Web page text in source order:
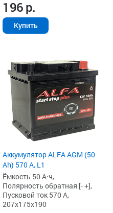
196р.
Купить
Аккумулятор ALFA AGM (50
Ah) 570 А, L1
Ёмкость 50 А·ч,
Полярность обратная [- +],
Пусковой ток 570 А,
207x175x190